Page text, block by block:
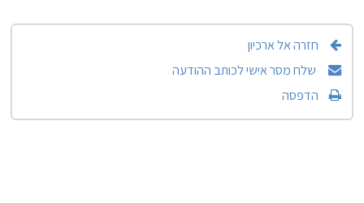
חזרה אל ארכיון
שלח מסר אישי לכותב ההודעה
הדפסה